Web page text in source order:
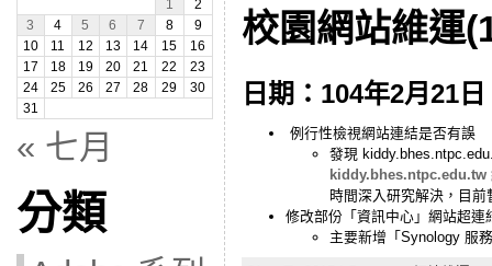
1
2
3
4 5 6 7 8
9
10
11 12 13 14 15
16
17
18 19 20 21 22
23
24
25 26 27 28 29
30
31
« 七月
分類
校園網站維運
日期：104年2月21日
例行性檢視網站連結是否有誤
發現
kiddy.bhes.ntpc.edu.tw
時間深入研究解決，目
修改部份「資訊中心」網站超連
主要新增「Synology 服